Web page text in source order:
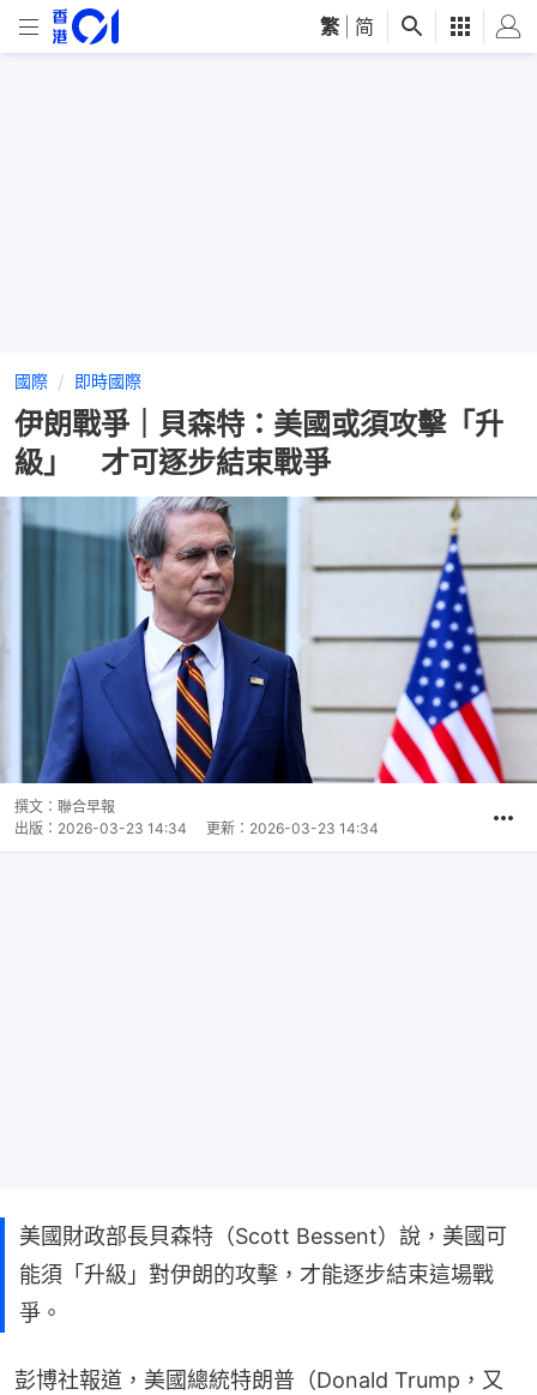
繁 简
國際 即時國際
伊朗戰爭｜貝森特：美國或須攻擊「升
級」 才可逐步結束戰爭
撰文： 聯合早報
出版： 2026-03-23 14:34 更新： 2026-03-23 14:34
美國財政部長貝森特（Scott Bessent）說，美國可
能須「升級」對伊朗的攻擊，才能逐步結束這場戰
爭。
彭博社報道，美國總統特朗普（Donald Trump，又